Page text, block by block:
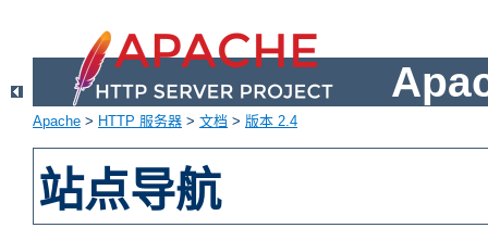
Apache > HTTP 服务器 > 文档 > 版本 2.4
站点导航